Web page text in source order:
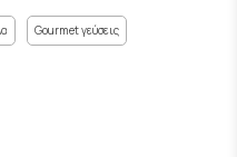
Gourmet γεύσεις